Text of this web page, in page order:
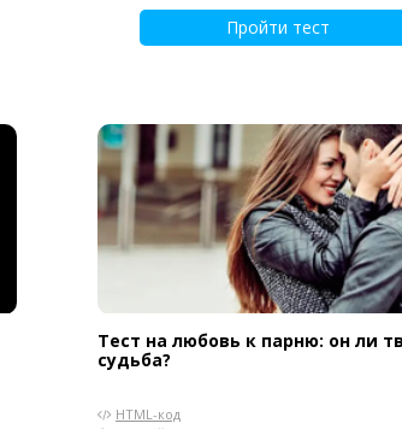
Пройти тест
Тест на любовь к парню: он ли
судьба?
HTML-код